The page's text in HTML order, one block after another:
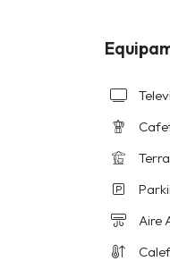
Aire